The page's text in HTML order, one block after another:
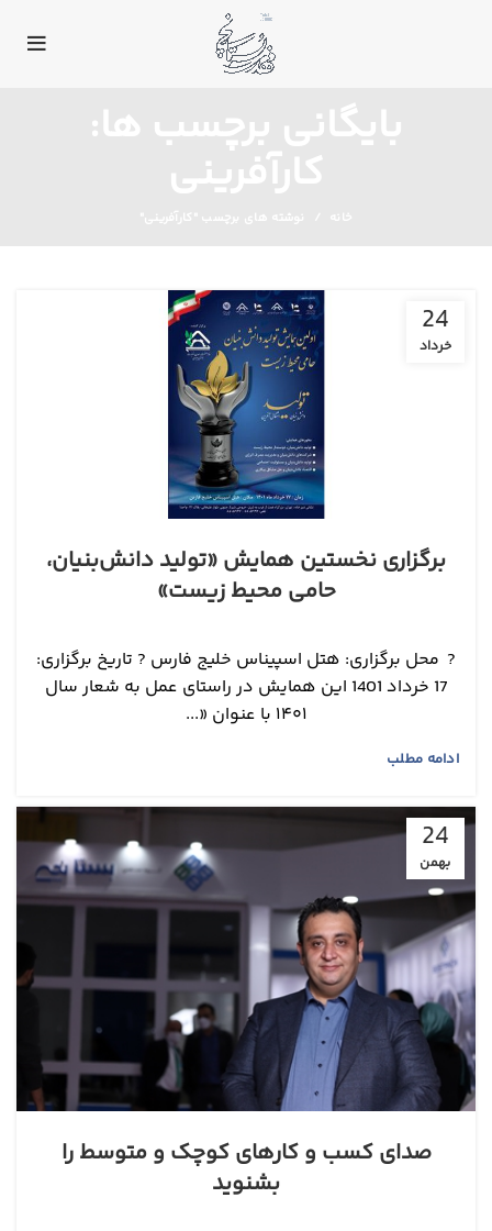
24
خرداد
برگزاری نخستین همایش «تولید دانش‌بنیان،
حامی محیط زیست»
? محل برگزاری: هتل اسپیناس خلیج فارس ?️ تاریخ برگزاری:
17 خرداد 1401 این همایش در راستای عمل به شعار سال
۱۴۰۱ با عنوان «...
ادامه مطلب
24
بهمن
صدای کسب و کارهای کوچک و متوسط را
بشنوید